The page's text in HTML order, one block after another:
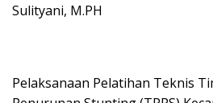
Sulityani, M.PH
Pelaksanaan Pelatihan Teknis